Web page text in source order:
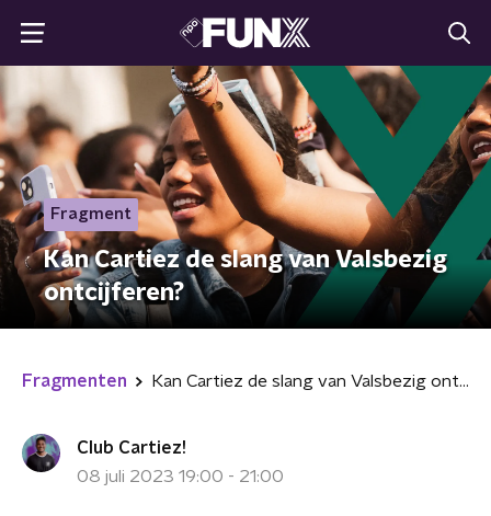
Fragment
Kan Cartiez de slang van Valsbezig
ontcijferen?
Fragmenten Kan Cartiez de slang van Valsbezig ontcijferen?
Club Cartiez!
08 juli 2023 19:00 - 21:00